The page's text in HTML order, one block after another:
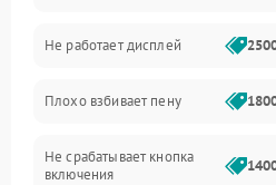
Управление и электроника
Программное обеспечение
Не работает дисплей
Плохо взбивает пену
Не срабатывает кнопка
включения